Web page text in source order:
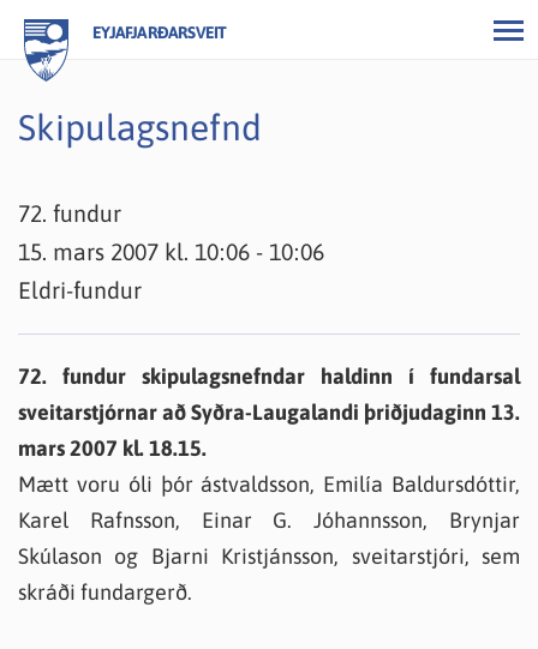
EYJAFJARÐARSVEIT
Skipulagsnefnd
72. fundur
15. mars 2007 kl. 10:06 - 10:06
Eldri-fundur
72. fundur skipulagsnefndar haldinn í fundarsal
sveitarstjórnar að Syðra-Laugalandi þriðjudaginn 13.
mars 2007 kl. 18.15.
Mætt voru óli þór ástvaldsson, Emilía Baldursdóttir,
Karel Rafnsson, Einar G. Jóhannsson, Brynjar
Skúlason og Bjarni Kristjánsson, sveitarstjóri, sem
skráði fundargerð.